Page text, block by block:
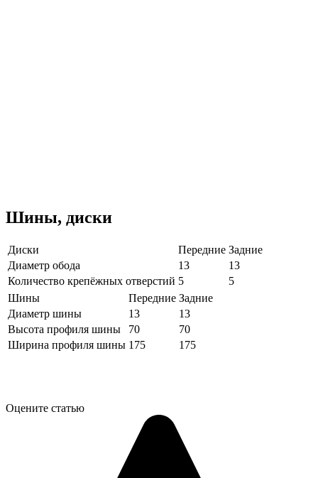
Шины, диски
Диски Передние Задние
Диаметр обода
13
13
Количество крепёжных отверстий 5
5
Шины
Передние Задние
Диаметр шины
13
13
Высота профиля шины
70
70
Ширина профиля шины 175 175
Оцените статью